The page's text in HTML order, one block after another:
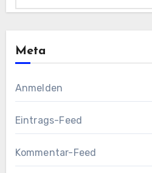
Meta
Anmelden
Eintrags-Feed
Kommentar-Feed